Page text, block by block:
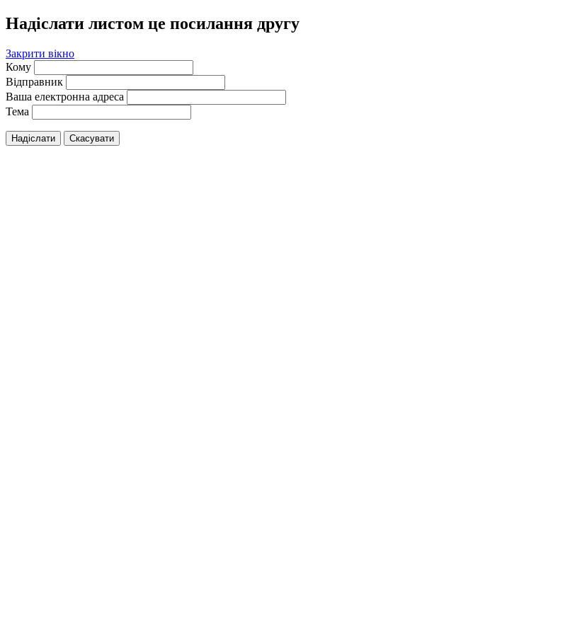
Надіслати листом це посилання другу
Закрити вікно
Кому
Відправник
Ваша електронна адреса
Тема
Надіслати Скасувати